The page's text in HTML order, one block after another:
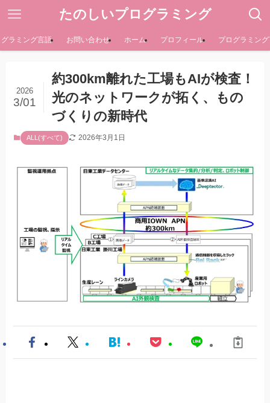
たのしいプログラミング
ラミング言語 お問い合わせ ホーム プロフィール プログラミン
約300km離れた工場もAIが検査！
光のネットワークが拓く、もの
づくりの新時代
2026
3/01
ALL(すべて) 2026年3月1日